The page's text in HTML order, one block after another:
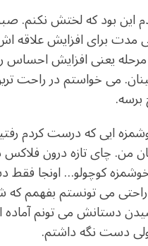
این بود که لختش نکنم.
مدت برای افزایش علاقه
یعنی افزایش احساس
می خواستم در راحت
ایی که درست کردم
من. چای تازه درون
کوچولو… اونجا فقط
راحتی می تونستم بفهمم که
دستانش می تونم آماده
دست نگه داشتم.